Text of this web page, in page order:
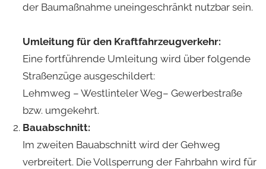
der Baumaßnahme uneingeschränkt nutzbar sein.
Umleitung für den Kraftfahrzeugverkehr:
Eine fortführende Umleitung wird über folgende
Straßenzüge ausgeschildert:
Lehmweg – Westlinteler Weg– Gewerbestraße
bzw. umgekehrt.
Bauabschnitt:
Im zweiten Bauabschnitt wird der Gehweg
verbreitert. Die Vollsperrung der Fahrbahn wird für